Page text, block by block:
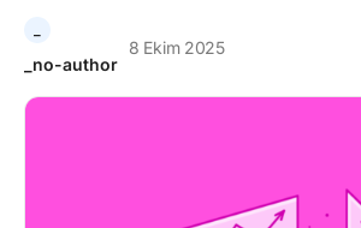
_no-author
8 Ekim 2025